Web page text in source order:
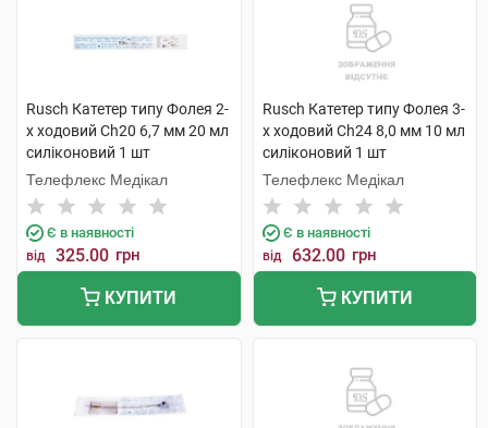
Rusch Катетер типу Фолея 2-
х ходовий Ch20 6,7 мм 20 мл
силіконовий 1 шт
Телефлекс Медікал
Є в наявності
від 325.00 грн
КУПИТИ
Rusch Катетер типу Фолея 3-
х ходовий Ch24 8,0 мм 10 мл
силіконовий 1 шт
Телефлекс Медікал
Є в наявності
від 632.00 грн
КУПИТИ